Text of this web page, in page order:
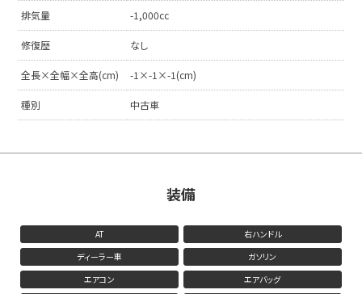
排気量 -1,000cc
修復歴 なし
全長×全幅×全高(cm) -1×-1×-1(cm)
種別 中古車
装備
AT
右ハンドル
ディーラー車
ガソリン
エアコン
エアバッグ